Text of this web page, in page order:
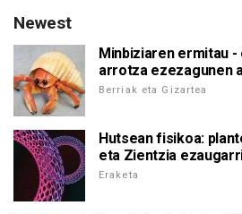
Newest
Minbiziaren ermitau
arrotza ezezagunen
Berriak eta Gizartea
Hutsean fisikoa:
eta Zientzia
Eraketa